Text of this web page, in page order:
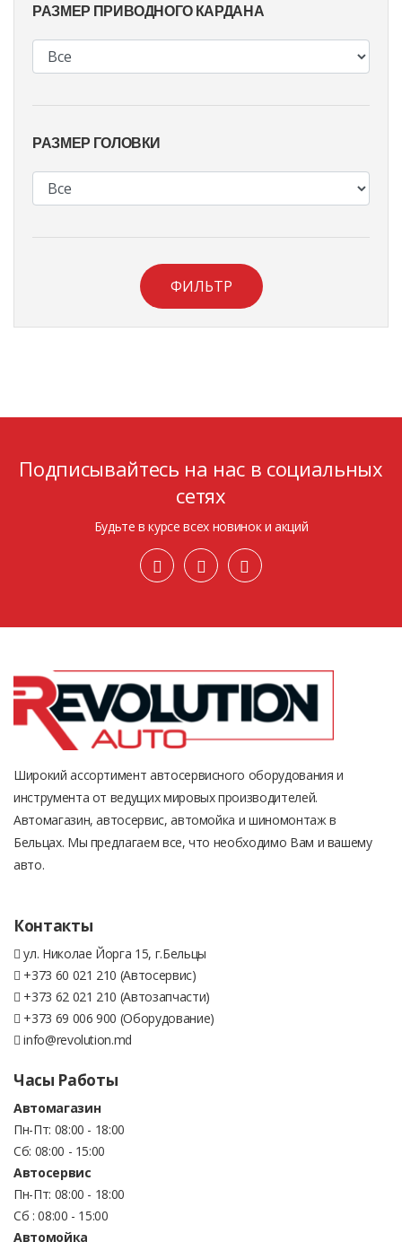
РАЗМЕР ПРИВОДНОГО КАРДАНА
РАЗМЕР ГОЛОВКИ
ФИЛЬТР
Подписывайтесь на нас в социальных
сетях
Будьте в курсе всех новинок и акций
Широкий ассортимент автосервисного оборудования и
инструмента от ведущих мировых производителей.
Автомагазин, автосервис, автомойка и шиномонтаж в
Бельцах. Мы предлагаем все, что необходимо Вам и вашему
авто.
Контакты
ул. Николае Йорга 15, г.Бельцы
+373 60 021 210 (Автосервис)
+373 62 021 210 (Автозапчасти)
+373 69 006 900 (Оборудование)
info@revolution.md
Часы Работы
Автомагазин
Пн-Пт: 08:00 - 18:00
Сб: 08:00 - 15:00
Автосервис
Пн-Пт: 08:00 - 18:00
Сб : 08:00 - 15:00
Автомойка